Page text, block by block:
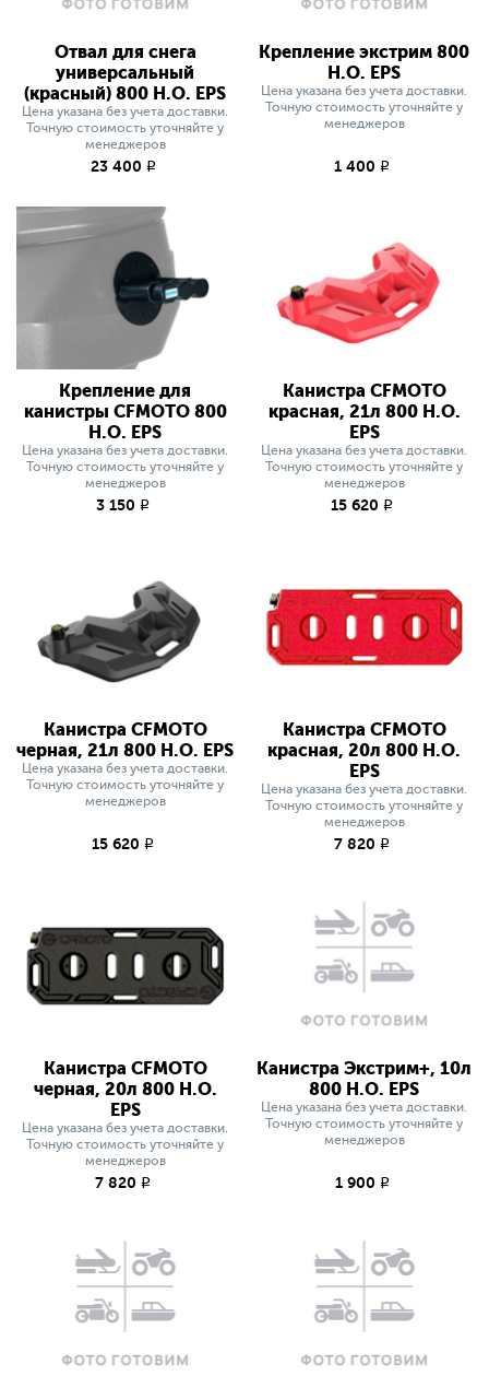
Отвал для снега
универсальный
(красный) 800 H.O. EPS
Цена указана без учета доставки.
Точную стоимость уточняйте у
менеджеров
23 400 q
Крепление экстрим 800
H.O. EPS
Цена указана без учета доставки.
Точную стоимость уточняйте у
менеджеров
1 400 q
Крепление для
канистры CFMOTO 800
H.O. EPS
Цена указана без учета доставки.
Точную стоимость уточняйте у
менеджеров
3 150 q
Канистра CFMOTO
красная, 21л 800 H.O.
EPS
Цена указана без учета доставки.
Точную стоимость уточняйте у
менеджеров
15 620 q
Канистра CFMOTO
черная, 21л 800 H.O. EPS
Цена указана без учета доставки.
Точную стоимость уточняйте у
менеджеров
15 620 q
Канистра CFMOTO
красная, 20л 800 H.O.
EPS
Цена указана без учета доставки.
Точную стоимость уточняйте у
менеджеров
7 820 q
Канистра CFMOTO
черная, 20л 800 H.O.
EPS
Цена указана без учета доставки.
Точную стоимость уточняйте у
менеджеров
7 820 q
Канистра Экстрим+, 10л
800 H.O. EPS
Цена указана без учета доставки.
Точную стоимость уточняйте у
менеджеров
1 900 q